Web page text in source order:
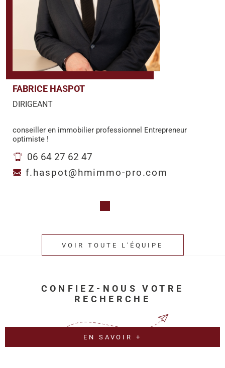
FABRICE HASPOT
DIRIGEANT
conseiller en immobilier professionnel Entrepreneur
optimiste !
06 64 27 62 47
f.haspot@hmimmo-pro.com
VOIR TOUTE L'ÉQUIPE
CONFIEZ-NOUS VOTRE
RECHERCHE
EN SAVOIR +